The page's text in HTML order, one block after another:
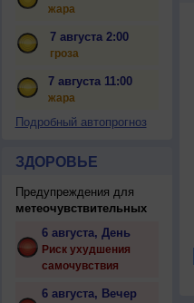
жара
7 августа 2:00
гроза
7 августа 11:00
жара
Подробный автопрогноз
ЗДОРОВЬЕ
Предупреждения для
метеочувствительных
6 августа, День
Риск ухудшения
самочувствия
6 августа, Вечер